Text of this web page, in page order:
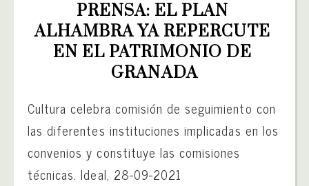
PRENSA: EL PLAN
ALHAMBRA YA REPERCUTE
EN EL PATRIMONIO DE
GRANADA
Cultura celebra comisión de seguimiento con
las diferentes instituciones implicadas en los
convenios y constituye las comisiones
técnicas. Ideal, 28-09-2021